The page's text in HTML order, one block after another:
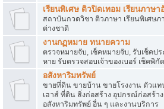
เรียนพิเศษ ติวปิดเทอม เรียนภาษา
สถาบันกวดวิชา ติวภาษา เรียนพิเศษ
ต่างชาติ
งานกฏหมาย ทนายความ
ตรวจหมายจับ, เช็คหมายจับ, รับเช็ค
หาย รับตรวจสอบเจ้าของเบอร์ เช็คพิ
อสังหาริมทรัพย์
ขายที่ดิน ขายบ้าน ขายโรงงาน ตัวแ
เฮาส์ ที่ดิน สิ่งก่อสร้าง อุปกรณ์ก่อสร้า
อสังหาริมทรัพย์ อื่น ๆ และงานบริการ